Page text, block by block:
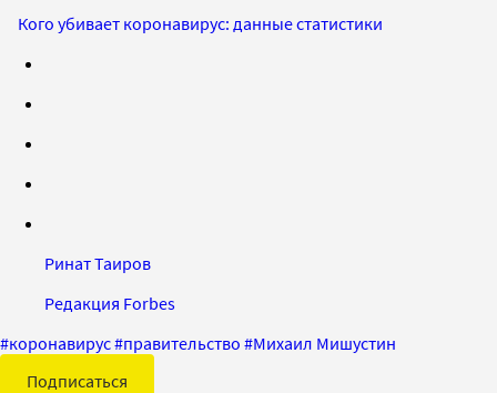
Кого убивает коронавирус: данные статистики
Ринат Таиров
Редакция Forbes
#коронавирус#правительство #Михаил Мишустин
Подписаться